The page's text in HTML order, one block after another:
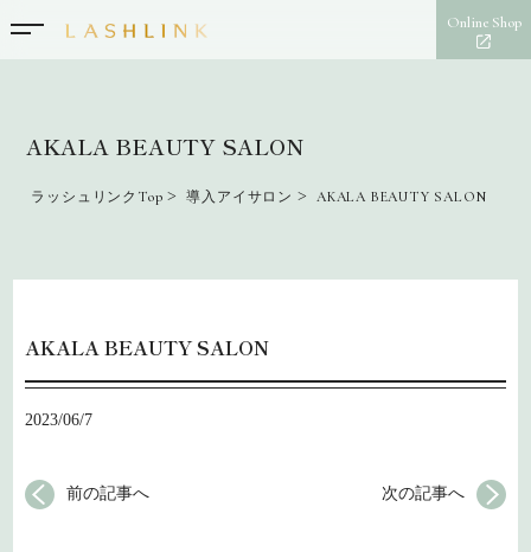
Online Shop
AKALA BEAUTY SALON
ラッシュリンクTop > 導入アイサロン > AKALA BEAUTY SALON
AKALA BEAUTY SALON
2023/06/7
前の記事へ 次の記事へ